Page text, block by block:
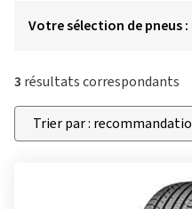
Votre sélection de pneus :
3 résultats correspondants